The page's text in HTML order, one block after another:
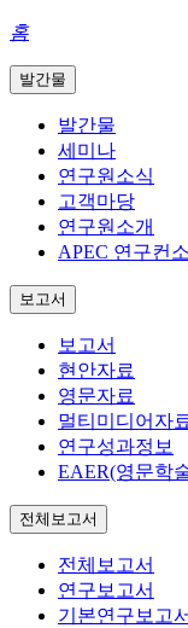
홈
발간물
발간물
세미나
연구원소식
고객마당
연구원소개
APEC 연구컨
보고서
보고서
현안자료
영문자료
멀티미디어자
연구성과정보
EAER(영문학
전체보고서
전체보고서
연구보고서
기본연구보고서